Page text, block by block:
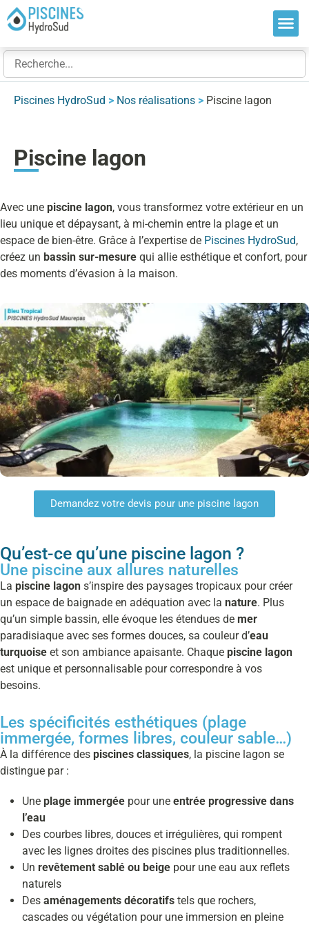
Piscines HydroSud > Nos réalisations > Piscine lagon
Piscine lagon
Avec une piscine lagon, vous transformez votre extérieur en un
lieu unique et dépaysant, à mi-chemin entre la plage et un
espace de bien-être. Grâce à l’expertise de Piscines HydroSud,
créez un bassin sur-mesure qui allie esthétique et confort, pour
des moments d’évasion à la maison.
Demandez votre devis pour une piscine lagon
Qu’est-ce qu’une piscine lagon ?
Une piscine aux allures naturelles
La piscine lagon s’inspire des paysages tropicaux pour créer
un espace de baignade en adéquation avec la nature. Plus
qu’un simple bassin, elle évoque les étendues de mer
paradisiaque avec ses formes douces, sa couleur d’eau
turquoise et son ambiance apaisante. Chaque piscine lagon
est unique et personnalisable pour correspondre à vos
besoins.
Les spécificités esthétiques (plage
immergée, formes libres, couleur sable…)
À la différence des piscines classiques, la piscine lagon se
distingue par :
Une plage immergée pour une entrée progressive dans
l’eau
Des courbes libres, douces et irrégulières, qui rompent
avec les lignes droites des piscines plus traditionnelles.
Un revêtement sablé ou beige pour une eau aux reflets
naturels
Des aménagements décoratifs tels que rochers,
cascades ou végétation pour une immersion en pleine